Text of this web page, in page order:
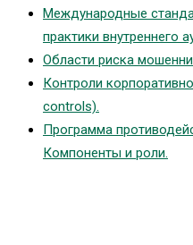
Международные
практики внутреннего
Области риска
Контроли
controls).
Программа
Компоненты и роли.